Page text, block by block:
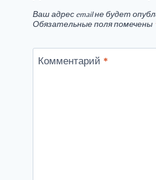
Ваш адрес email не будет
Обязательные поля помечены
Комментарий *